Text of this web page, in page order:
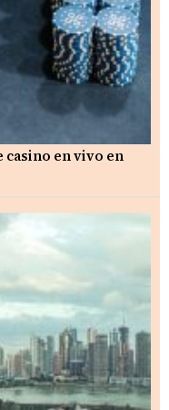
casino en vivo en